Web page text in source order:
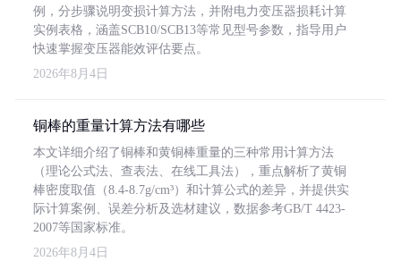
例，分步骤说明变损计算方法，并附电力变压器损耗计算
实例表格，涵盖SCB10/SCB13等常见型号参数，指导用户
快速掌握变压器能效评估要点。
2026年8月4日
铜棒的重量计算方法有哪些
本文详细介绍了铜棒和黄铜棒重量的三种常用计算方法
（理论公式法、查表法、在线工具法），重点解析了黄铜
棒密度取值（8.4-8.7g/cm³）和计算公式的差异，并提供实
际计算案例、误差分析及选材建议，数据参考GB/T 4423-
2007等国家标准。
2026年8月4日